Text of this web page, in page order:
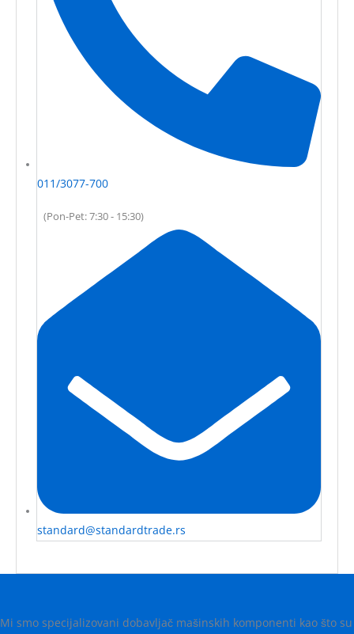
011/3077-700
(Pon-Pet: 7:30 - 15:30)
standard@standardtrade.rs
Mi smo specijalizovani dobavljač mašinskih komponenti kao što su